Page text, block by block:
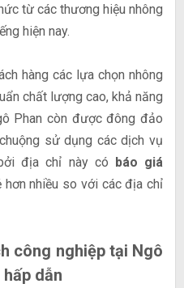
từ các thương hiệu nhông
hiện nay.
hàng các lựa chọn nhông
chất lượng cao, khả năng
Phan còn được đông đảo
sử dụng các dịch vụ
địa chỉ này có báo giá
hơn nhiều so với các địa chỉ
công nghiệp tại Ngô
dẫn